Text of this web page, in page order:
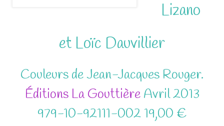
Lizano
et Loïc Dauvillier
Couleurs de Jean-Jacques Rouger.
Éditions La GouttièreAvril 2013
979-10-92111-002 19,00 €